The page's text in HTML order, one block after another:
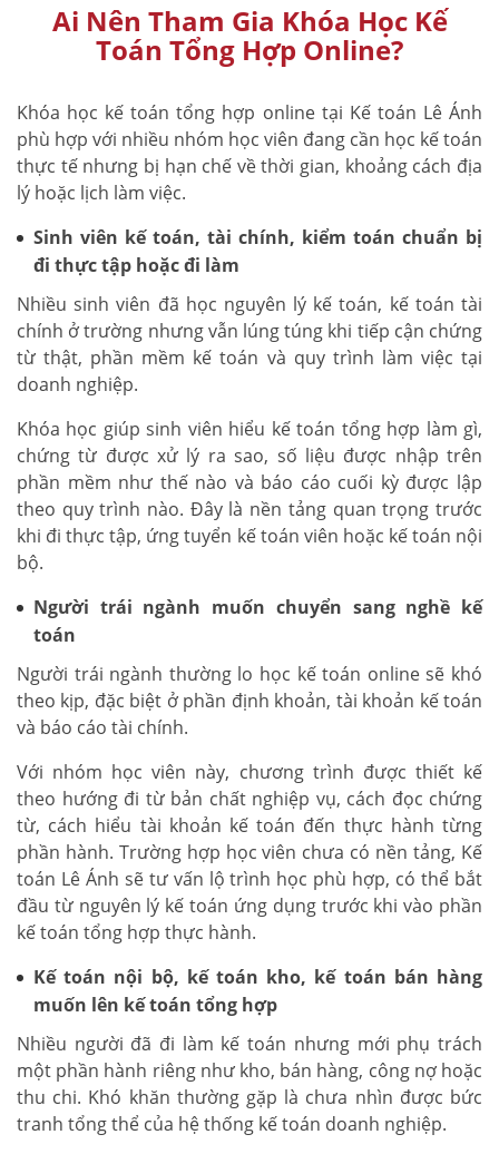
Ai Nên Tham Gia Khóa Học Kế
Toán Tổng Hợp Online?
Khóa học kế toán tổng hợp online tại Kế toán Lê Ánh
phù hợp với nhiều nhóm học viên đang cần học kế toán
thực tế nhưng bị hạn chế về thời gian, khoảng cách địa
lý hoặc lịch làm việc.
Sinh viên kế toán, tài chính, kiểm toán chuẩn bị
đi thực tập hoặc đi làm
Nhiều sinh viên đã học nguyên lý kế toán, kế toán tài
chính ở trường nhưng vẫn lúng túng khi tiếp cận chứng
từ thật, phần mềm kế toán và quy trình làm việc tại
doanh nghiệp.
Khóa học giúp sinh viên hiểu kế toán tổng hợp làm gì,
chứng từ được xử lý ra sao, số liệu được nhập trên
phần mềm như thế nào và báo cáo cuối kỳ được lập
theo quy trình nào. Đây là nền tảng quan trọng trước
khi đi thực tập, ứng tuyển kế toán viên hoặc kế toán nội
bộ.
Người trái ngành muốn chuyển sang nghề kế
toán
Người trái ngành thường lo học kế toán online sẽ khó
theo kịp, đặc biệt ở phần định khoản, tài khoản kế toán
và báo cáo tài chính.
Với nhóm học viên này, chương trình được thiết kế
theo hướng đi từ bản chất nghiệp vụ, cách đọc chứng
từ, cách hiểu tài khoản kế toán đến thực hành từng
phần hành. Trường hợp học viên chưa có nền tảng, Kế
toán Lê Ánh sẽ tư vấn lộ trình học phù hợp, có thể bắt
đầu từ nguyên lý kế toán ứng dụng trước khi vào phần
kế toán tổng hợp thực hành.
Kế toán nội bộ, kế toán kho, kế toán bán hàng
muốn lên kế toán tổng hợp
Nhiều người đã đi làm kế toán nhưng mới phụ trách
một phần hành riêng như kho, bán hàng, công nợ hoặc
thu chi. Khó khăn thường gặp là chưa nhìn được bức
tranh tổng thể của hệ thống kế toán doanh nghiệp.